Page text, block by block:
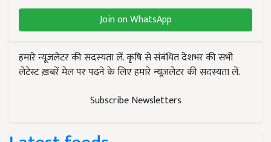
Join on WhatsApp
हमारे न्यूज़लेटर की सदस्यता लें. कृषि से संबंधित देशभर की सभी
लेटेस्ट ख़बरें मेल पर पढ़ने के लिए हमारे न्यूज़लेटर की सदस्यता लें.
Subscribe Newsletters